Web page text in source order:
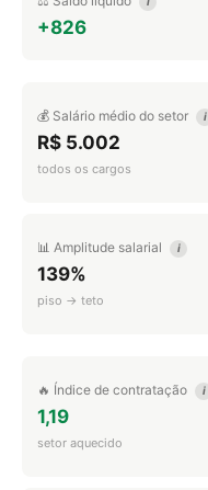
+826
💰 Salário médio do setor i
R$ 5.002
todos os cargos
📊 Amplitude salarial i
139%
piso → teto
🔥 Índice de contratação i
1,19
setor aquecido